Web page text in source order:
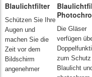
Blaulichtfilter
Schützen Sie Ihre
Augen und
machen Sie die
Zeit vor dem
Bildschirm
angenehmer
Die Gläser
verfügen
zum
Blaulicht